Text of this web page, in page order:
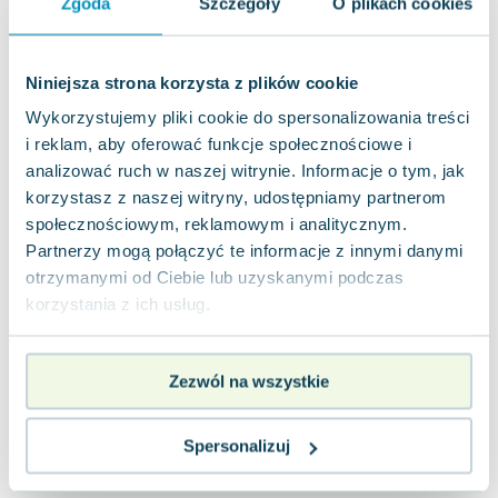
Niniejsza strona korzysta z plików cookie
Wykorzystujemy pliki cookie do spersonalizowania treści
i reklam, aby oferować funkcje społecznościowe i
analizować ruch w naszej witrynie. Informacje o tym, jak
korzystasz z naszej witryny, udostępniamy partnerom
społecznościowym, reklamowym i analitycznym.
Partnerzy mogą połączyć te informacje z innymi danymi
otrzymanymi od Ciebie lub uzyskanymi podczas
korzystania z ich usług.
Zezwól na wszystkie
Spersonalizuj
Lorraine Warren
Ajahn Brahm
Jacek Walkiewicz